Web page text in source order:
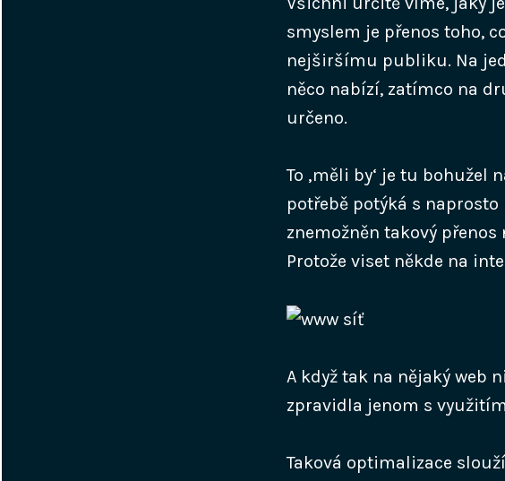
smyslem je přenos toho,
nejširšímu publiku. Na
něco nabízí, zatímco na
určeno.
To ‚měli by‘ je tu bohužel
potřebě potýká s
znemožněn takový
Protože viset někde na
A když tak na nějaký web
zpravidla jenom s
Taková optimalizace